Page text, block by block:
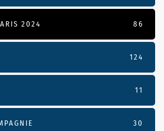
2024 86
124
11
30